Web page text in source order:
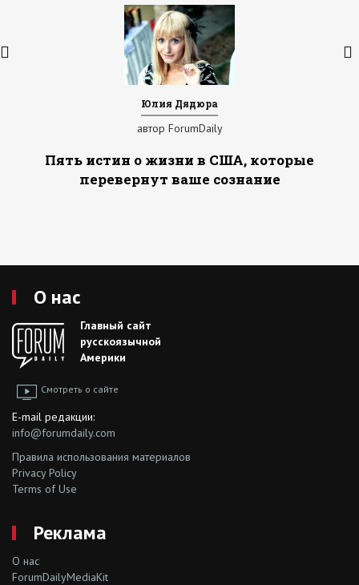
Юлия Дядюра
автор ForumDaily
Пять истин о жизни в США, которые
перевернут ваше сознание
О нас
Главный сайт
русскоязычной
Америки
Смотреть о сайте
E-mail редакции:
info@forumdaily.com
Правила использования материалов
Privacy Policy
Terms of Use
Реклама
О нас
ForumDailyMediaKit